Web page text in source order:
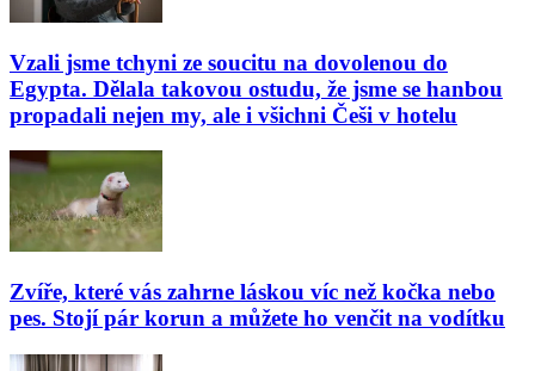
Vzali jsme tchyni ze soucitu na dovolenou do
Egypta. Dělala takovou ostudu, že jsme se hanbou
propadali nejen my, ale i všichni Češi v hotelu
Zvíře, které vás zahrne láskou víc než kočka nebo
pes. Stojí pár korun a můžete ho venčit na vodítku